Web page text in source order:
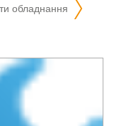
обладнання